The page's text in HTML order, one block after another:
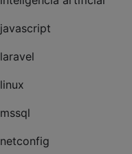
javascript
laravel
linux
mssql
netconfig